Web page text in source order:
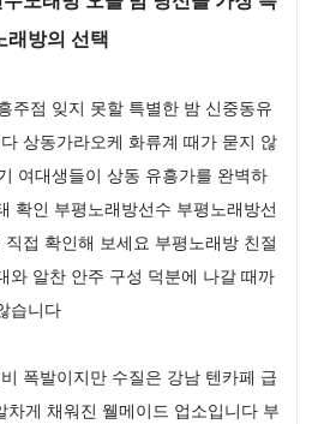
래방의 선택
주점 잊지 못할 특별한 밤 신중동유
상동가라오케 화류계 때가 묻지 않
여대생들이 상동 유흥가를 완벽하
확인 부평노래방선수 부평노래방선
접 확인해 보세요 부평노래방 친절
와 알찬 안주 구성 덕분에 나갈 때까
습니다
폭발이지만 수질은 강남 텐카페 급
게 채워진 웰메이드 업소입니다 부